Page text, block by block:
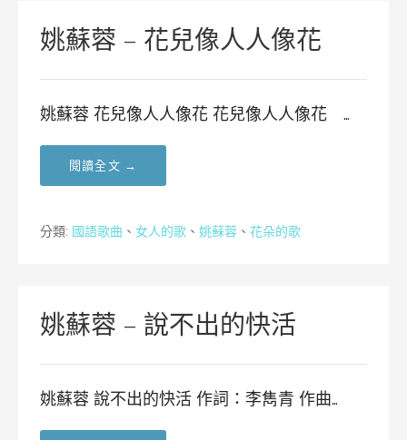
姚蘇蓉 – 花兒像人人像花
姚蘇蓉 花兒像人人像花 花兒像人人像花 …
閱讀全文 →
分類: 國語歌曲 、 女人的歌 、 姚蘇蓉 、 花朵的歌
姚蘇蓉 – 說不出的快活
姚蘇蓉 說不出的快活 作詞：李雋青 作曲…